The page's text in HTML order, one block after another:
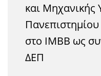
και Μηχανικής
στο ΙΜΒΒ ως
ΔΕΠ